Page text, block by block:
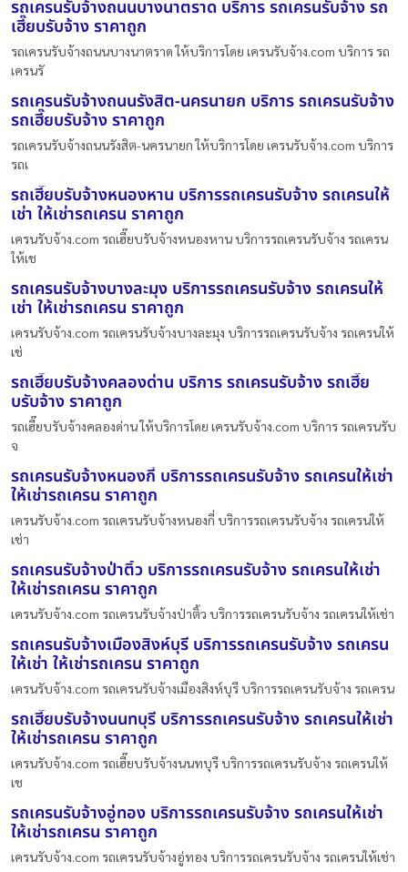
รถเครนรับจ้างถนนบางนาตราด บริการ รถเครนรับจ้าง รถ
เฮี๊ยบรับจ้าง ราคาถูก
รถเครนรับจ้างถนนบางนาตราด ให้บริการโดย เครนรับจ้าง.com บริการ รถ
เครนรั
รถเครนรับจ้างถนนรังสิต-นครนายก บริการ รถเครนรับจ้าง
รถเฮี๊ยบรับจ้าง ราคาถูก
รถเครนรับจ้างถนนรังสิต-นครนายก ให้บริการโดย เครนรับจ้าง.com บริการ
รถเ
รถเฮี๊ยบรับจ้างหนองหาน บริการรถเครนรับจ้าง รถเครนให้
เช่า ให้เช่ารถเครน ราคาถูก
เครนรับจ้าง.com รถเฮี๊ยบรับจ้างหนองหาน บริการรถเครนรับจ้าง รถเครน
ให้เช
รถเครนรับจ้างบางละมุง บริการรถเครนรับจ้าง รถเครนให้
เช่า ให้เช่ารถเครน ราคาถูก
เครนรับจ้าง.com รถเครนรับจ้างบางละมุง บริการรถเครนรับจ้าง รถเครนให้
เช่
รถเฮี๊ยบรับจ้างคลองด่าน บริการ รถเครนรับจ้าง รถเฮี๊ย
บรับจ้าง ราคาถูก
รถเฮี๊ยบรับจ้างคลองด่าน ให้บริการโดย เครนรับจ้าง.com บริการ รถเครนรับ
จ
รถเครนรับจ้างหนองกี่ บริการรถเครนรับจ้าง รถเครนให้เช่า
ให้เช่ารถเครน ราคาถูก
เครนรับจ้าง.com รถเครนรับจ้างหนองกี่ บริการรถเครนรับจ้าง รถเครนให้
เช่า
รถเครนรับจ้างป่าติ้ว บริการรถเครนรับจ้าง รถเครนให้เช่า
ให้เช่ารถเครน ราคาถูก
เครนรับจ้าง.com รถเครนรับจ้างป่าติ้ว บริการรถเครนรับจ้าง รถเครนให้เช่า
รถเครนรับจ้างเมืองสิงห์บุรี บริการรถเครนรับจ้าง รถเครน
ให้เช่า ให้เช่ารถเครน ราคาถูก
เครนรับจ้าง.com รถเครนรับจ้างเมืองสิงห์บุรี บริการรถเครนรับจ้าง รถเครน
รถเฮี๊ยบรับจ้างนนทบุรี บริการรถเครนรับจ้าง รถเครนให้เช่า
ให้เช่ารถเครน ราคาถูก
เครนรับจ้าง.com รถเฮี๊ยบรับจ้างนนทบุรี บริการรถเครนรับจ้าง รถเครนให้
เช
รถเครนรับจ้างอู่ทอง บริการรถเครนรับจ้าง รถเครนให้เช่า
ให้เช่ารถเครน ราคาถูก
เครนรับจ้าง.com รถเครนรับจ้างอู่ทอง บริการรถเครนรับจ้าง รถเครนให้เช่า